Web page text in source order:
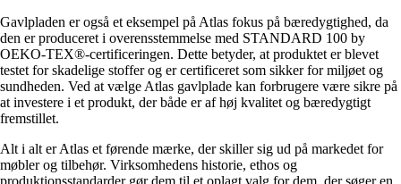
Gavlpladen er også et eksempel på Atlas fokus på bæredygtighed, da
den er produceret i overensstemmelse med STANDARD 100 by
OEKO-TEX®-certificeringen. Dette betyder, at produktet er blevet
testet for skadelige stoffer og er certificeret som sikker for miljøet og
sundheden. Ved at vælge Atlas gavlplade kan forbrugere være sikre på
at investere i et produkt, der både er af høj kvalitet og bæredygtigt
fremstillet.
Alt i alt er Atlas et førende mærke, der skiller sig ud på markedet for
møbler og tilbehør. Virksomhedens historie, ethos og
produktionsstandarder gør dem til et oplagt valg for dem, der søger en